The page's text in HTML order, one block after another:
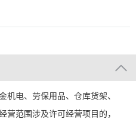
机电、劳保用品、仓库货架、
营范围涉及许可经营项目的，